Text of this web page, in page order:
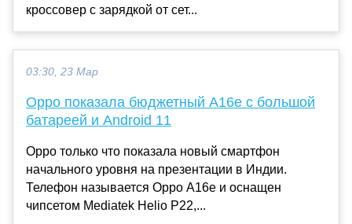
кроссовер с зарядкой от сет...
03:30, 23 Мар
Oppo показала бюджетный A16e с большой
батареей и Android 11
Oppo только что показала новый смартфон
начального уровня на презентации в Индии.
Телефон называется Oppo A16e и оснащен
чипсетом Mediatek Helio P22,...